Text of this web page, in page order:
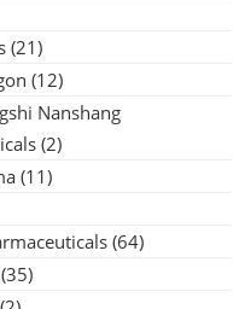
(21)
(12)
Nanshang
(2)
(11)
(64)
(35)